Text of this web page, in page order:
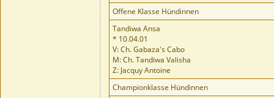
Offene Klasse Hündinnen
Tandiwa Ansa
* 10.04.01
V: Ch. Gabaza's Cabo
M: Ch. Tandiwa Valisha
Z: Jacquy Antoine
Championklasse Hündinnen